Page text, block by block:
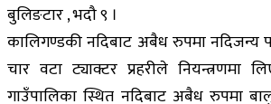
बुलिङटार , भदौ ९ ।
कालिगण्डकी नदिबाट अबैध रुपमा नदिजन्य
चार वटा ट्याक्टर प्रहरीले नियन्त्रणमा
गाउँपालिका स्थित नदिबाट अबैध रुपमा